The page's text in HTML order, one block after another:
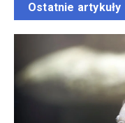
Ostatnie artykuły